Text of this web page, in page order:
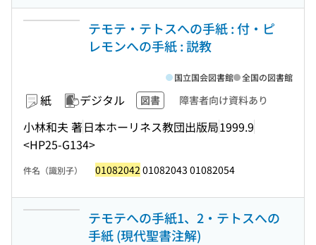
テモテ・テトスへの手紙 : 付・ピ
レモンへの手紙 : 説教
紙 デジタル 図書 障害者向け資料あり
小林和夫 著日本ホーリネス教団出版局1999.9
<HP25-G134>
国立国会図書館 全国の図書館
件名（識別子） 01082042 01082043 01082054
テモテへの手紙1、2・テトスへの
手紙 (現代聖書注解)